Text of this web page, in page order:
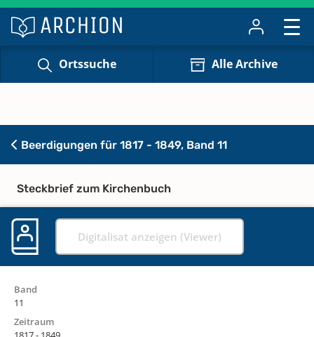
Ortssuche Alle Archive
Beerdigungen für 1817 - 1849, Band 11
Steckbrief zum Kirchenbuch
Digitalisat anzeigen (Viewer)
Band
11
Zeitraum